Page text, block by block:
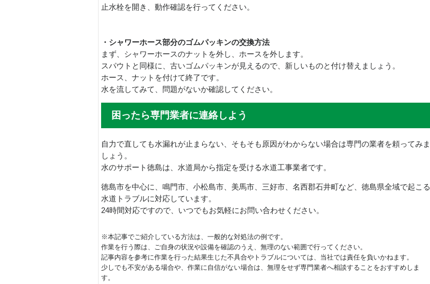
止水栓を開き、動作確認を行ってください。
・シャワーホース部分のゴムパッキンの交換方法
まず、シャワーホースのナットを外し、ホースを外します。
スパウトと同様に、古いゴムパッキンが見えるので、新しいものと付け替えましょう。
ホース、ナットを付けて終了です。
水を流してみて、問題がないか確認してください。
困ったら専門業者に連絡しよう
自力で直しても水漏れが止まらない、そもそも原因がわからない場合は専門の業者を頼ってみま
しょう。
水のサポート徳島は、水道局から指定を受ける水道工事業者です。
徳島市を中心に、鳴門市、小松島市、美馬市、三好市、名西郡石井町など、徳島県全域で起こる
水道トラブルに対応しています。
24時間対応ですので、いつでもお気軽にお問い合わせください。
※本記事でご紹介している方法は、一般的な対処法の例です。
作業を行う際は、ご自身の状況や設備を確認のうえ、無理のない範囲で行ってください。
記事内容を参考に作業を行った結果生じた不具合やトラブルについては、当社では責任を負いかねます。
少しでも不安がある場合や、作業に自信がない場合は、無理をせず専門業者へ相談することをおすすめしま
す。